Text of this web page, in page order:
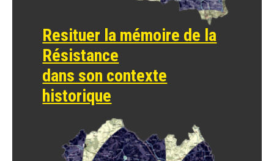
Resituer la mémoire de la
Résistance
dans son contexte
historique